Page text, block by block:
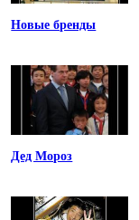
Новые бренды
Дед Мороз